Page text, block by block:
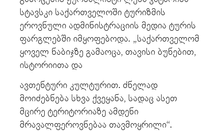
სტავსკი საქართველოში ტურიზმის
ეროვნული ადმინისტრაციის მედია ტურის
ფარგლებში იმყოფებოდა. „საქართველომ
ყოველ ნაბიჯზე გამაოცა, თავისი ბუნებით,
ისტორიითა და
ავთენტური კულტურით. ძნელად
მოიძებნება სხვა ქვეყანა, სადაც ასეთ
მცირე ტერიტორიაზე ამდენი
მრავალფეროვნებაა თავმოყრილი“.